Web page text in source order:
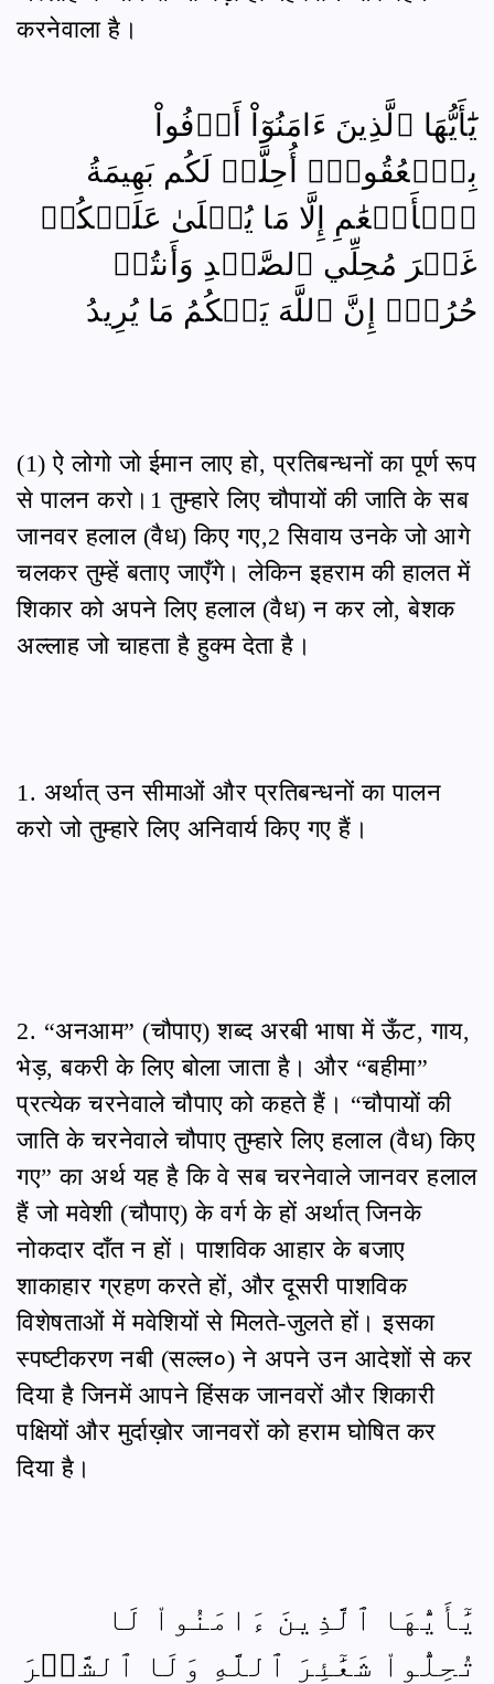
करनेवाला है।
يَٰٓأَيُّهَا ٱلَّذِينَ ءَامَنُوٓاْ أَوۡفُواْ
بِٱلۡعُقُودِۚ أُحِلَّتۡ لَكُم بَهِيمَةُ
ٱلۡأَنۡعَٰمِ إِلَّا مَا يُتۡلَىٰ عَلَيۡكُمۡ
غَيۡرَ مُحِلِّي ٱلصَّيۡدِ وَأَنتُمۡ
حُرُمٌۗ إِنَّ ٱللَّهَ يَحۡكُمُ مَا يُرِيدُ
(1) ऐ लोगो जो ईमान लाए हो, प्रतिबन्धनों का पूर्ण रूप
से पालन करो।1 तुम्हारे लिए चौपायों की जाति के सब
जानवर हलाल (वैध) किए गए,2 सिवाय उनके जो आगे
चलकर तुम्हें बताए जाएँगे। लेकिन इहराम की हालत में
शिकार को अपने लिए हलाल (वैध) न कर लो, बेशक
अल्लाह जो चाहता है हुक्म देता है।
1. अर्थात् उन सीमाओं और प्रतिबन्धनों का पालन
करो जो तुम्हारे लिए अनिवार्य किए गए हैं।
2. “अनआम” (चौपाए) शब्द अरबी भाषा में ऊँट, गाय,
भेड़, बकरी के लिए बोला जाता है। और “बहीमा”
प्रत्येक चरनेवाले चौपाए को कहते हैं। “चौपायों की
जाति के चरनेवाले चौपाए तुम्हारे लिए हलाल (वैध) किए
गए” का अर्थ यह है कि वे सब चरनेवाले जानवर हलाल
हैं जो मवेशी (चौपाए) के वर्ग के हों अर्थात् जिनके
नोकदार दाँत न हों। पाशविक आहार के बजाए
शाकाहार ग्रहण करते हों, और दूसरी पाशविक
विशेषताओं में मवेशियों से मिलते-जुलते हों। इसका
स्पष्टीकरण नबी (सल्ल०) ने अपने उन आदेशों से कर
दिया है जिनमें आपने हिंसक जानवरों और शिकारी
पक्षियों और मुर्दाख़ोर जानवरों को हराम घोषित कर
दिया है।
يَٰٓأَيُّهَا ٱلَّذِينَ ءَامَنُواْ لَا
تُحِلُّواْ شَعَٰٓئِرَ ٱللَّهِ وَلَا ٱلشَّهۡرَ